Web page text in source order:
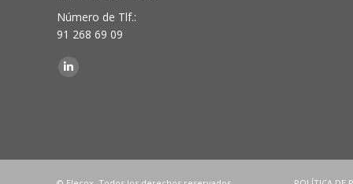
Número de Tlf.:
91 268 69 09
Encuéntranos en:
Linkedin